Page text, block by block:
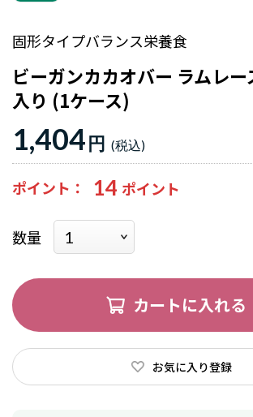
固形タイプバランス栄養食
ビーガンカカオバー ラムレ
入り (1ケース)
1,404円
ポイント 14
数量
カートに入れる
お気に入り登録